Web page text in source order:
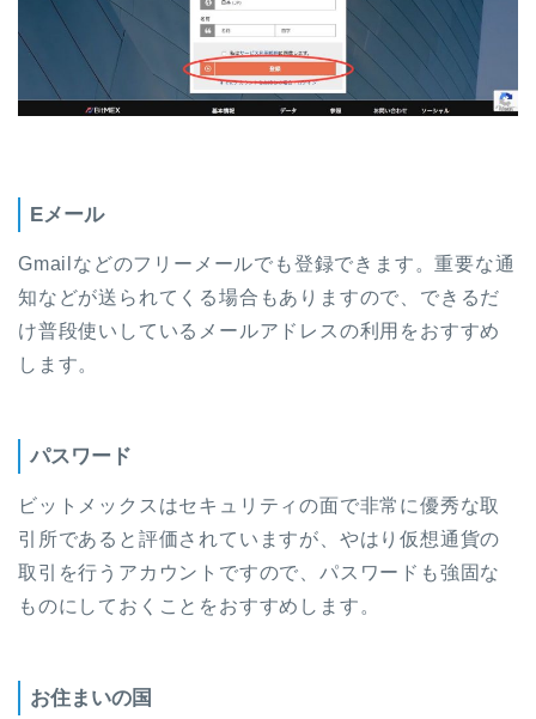
Eメール
Gmailなどのフリーメールでも登録できます。重要な通
知などが送られてくる場合もありますので、できるだ
け普段使いしているメールアドレスの利用をおすすめ
します。
パスワード
ビットメックスはセキュリティの面で非常に優秀な取
引所であると評価されていますが、やはり仮想通貨の
取引を行うアカウントですので、パスワードも強固な
ものにしておくことをおすすめします。
お住まいの国